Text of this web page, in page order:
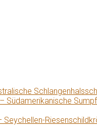
Südamerikanische
Seychellen-